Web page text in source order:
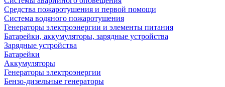
Средства пожаротушения и первой помощи
Система водяного пожаротушения
Генераторы электроэнергии и элементы питания
Батарейки, аккумуляторы, зарядные устройства
Зарядные устройства
Батарейки
Аккумуляторы
Генераторы электроэнергии
Бензо-дизельные генераторы